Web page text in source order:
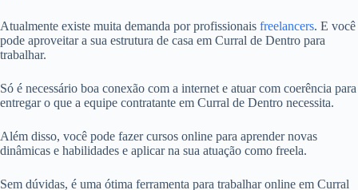
Atualmente existe muita demanda por profissionais freelancers. E você
pode aproveitar a sua estrutura de casa em Curral de Dentro para
trabalhar.
Só é necessário boa conexão com a internet e atuar com coerência para
entregar o que a equipe contratante em Curral de Dentro necessita.
Além disso, você pode fazer cursos online para aprender novas
dinâmicas e habilidades e aplicar na sua atuação como freela.
Sem dúvidas, é uma ótima ferramenta para trabalhar online em Curral